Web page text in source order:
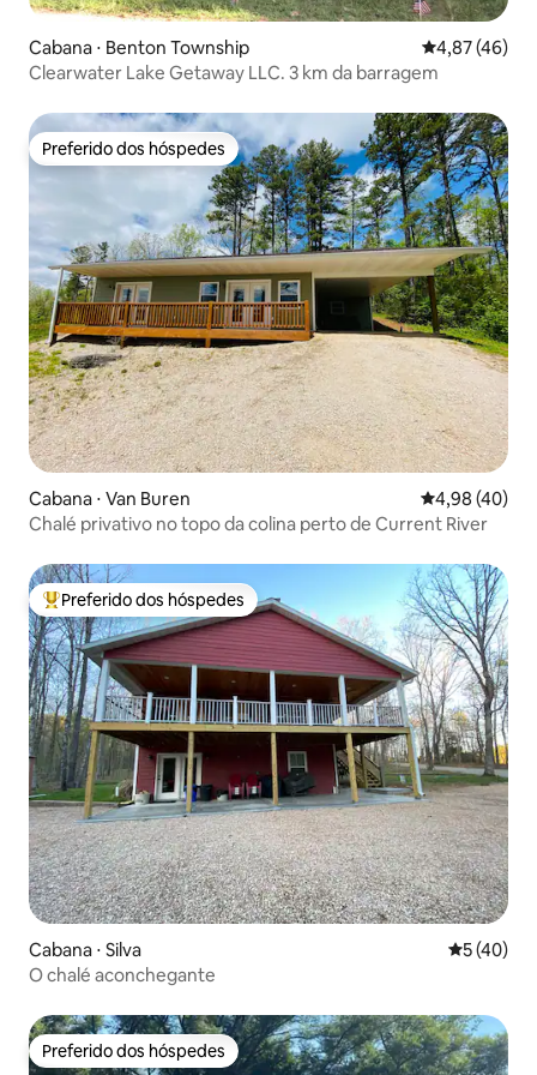
Cabana ⋅ Benton Township 4,87 de uma
4,87 (46)
Clearwater Lake Getaway LLC. 3 km da barragem
Preferido dos hóspedes
Preferido dos hóspedes
Cabana ⋅ Van Buren 4,98 de uma
4,98 (40)
Chalé privativo no topo da colina perto de Current River
Entre os melhores preferidos dos hóspedes
Preferido dos hóspedes
Cabana ⋅ Silva 5 de uma
5 (40)
O chalé aconchegante
Preferido dos hóspedes
Preferido dos hóspedes